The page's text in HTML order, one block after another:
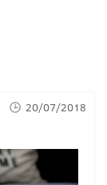
20/07/2018